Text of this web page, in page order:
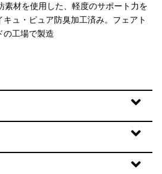
素材を使用した、軽度のサポート力を
ュ・ピュア防臭加工済み。フェアト
の工場で製造